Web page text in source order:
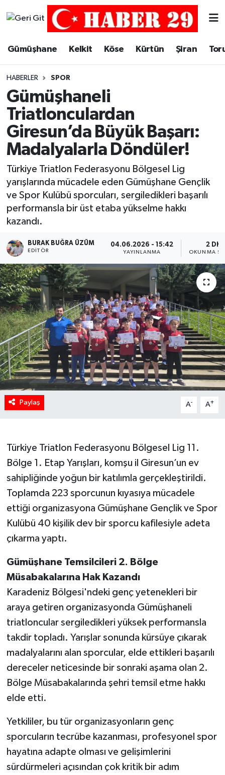
Gümüşhane Kelkit Köse Kürtün Şiran
HABERLER SPOR
Gümüşhaneli
Triatlonculardan
Giresun’da Büyük Başarı:
Madalyalarla Döndüler!
Türkiye Triatlon Federasyonu Bölgesel Lig
yarışlarında mücadele eden Gümüşhane Gençlik
ve Spor Kulübü sporcuları, sergiledikleri başarılı
performansla bir üst etaba yükselme hakkı
kazandı.
BURAK BUĞRA ÜZÜM
EDITÖR
04.06.2026 - 15:42
YAYINLANMA
2 DK
OKUNMA
Paylaş A- A+
Türkiye Triatlon Federasyonu Bölgesel Lig 11.
Bölge 1. Etap Yarışları, komşu il Giresun’un ev
sahipliğinde yoğun bir katılımla gerçekleştirildi.
Toplamda 223 sporcunun kıyasıya mücadele
ettiği organizasyona Gümüşhane Gençlik ve Spor
Kulübü 40 kişilik dev bir sporcu kafilesiyle adeta
çıkarma yaptı.
Gümüşhane Temsilcileri 2. Bölge
Müsabakalarına Hak Kazandı
Karadeniz Bölgesi'ndeki genç yetenekleri bir
araya getiren organizasyonda Gümüşhaneli
triatloncular sergiledikleri yüksek performansla
takdir topladı. Yarışlar sonunda kürsüye çıkarak
madalyalarını alan sporcular, elde ettikleri başarılı
dereceler neticesinde bir sonraki aşama olan 2.
Bölge Müsabakalarında şehri temsil etme hakkı
elde etti.
Yetkililer, bu tür organizasyonların genç
sporcuların tecrübe kazanması, profesyonel spor
hayatına adapte olması ve gelişimlerini
sürdürmeleri açısından çok kritik bir adım
Merkez Trafik Yoğunluk Haritası
Süper Lig Puan Durumu ve Fikstür
Tüm Manşetler
Son Dakika Haberleri
Haber Arşivi